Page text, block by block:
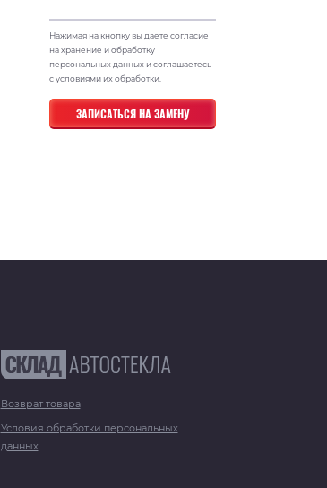
Нажимая на кнопку вы даете согласие
на хранение и обработку
персональных данных и соглашаетесь
с условиями их обработки.
Возврат товара
Условия обработки персональных
данных